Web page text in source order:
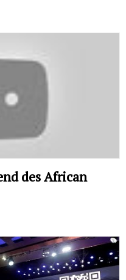
des African